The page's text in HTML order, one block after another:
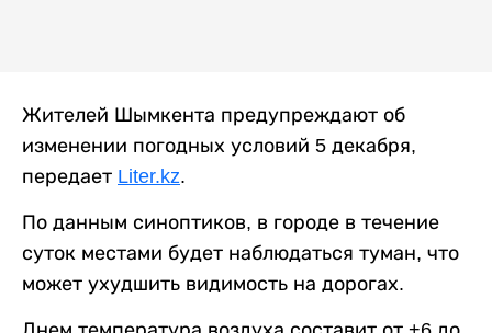
Жителей Шымкента предупреждают об
изменении погодных условий 5 декабря,
передает Liter.kz.
По данным синоптиков, в городе в течение
суток местами будет наблюдаться туман, что
может ухудшить видимость на дорогах.